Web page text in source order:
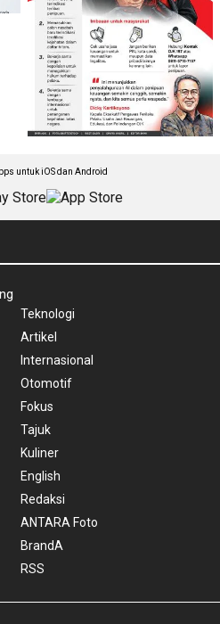
untuk iOS dan Android
Teknologi
Artikel
Internasional
Otomotif
Fokus
Tajuk
Kuliner
English
Redaksi
ANTARA Foto
BrandA
RSS